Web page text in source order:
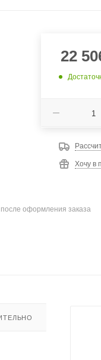
22
Хочу в
оформления заказа